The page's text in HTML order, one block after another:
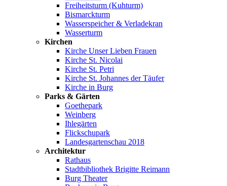
Freiheitsturm (Kuhturm)
Bismarckturm
Wasserspeicher & Verladekran
Wasserturm
Kirchen
Kirche Unser Lieben Frauen
Kirche St. Nicolai
Kirche St. Petri
Kirche St. Johannes der Täufer
Kirche in Burg
Parks & Gärten
Goethepark
Weinberg
Ihlegärten
Flickschupark
Landesgartenschau 2018
Architektur
Rathaus
Stadtbibliothek Brigitte Reimann
Burg Theater